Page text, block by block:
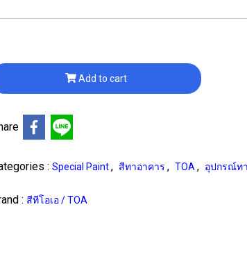
Add to cart
: Special Paint, สีทาอาคาร , TOA , อุปกรณ์ท
: สีทีโอเอ / TOA